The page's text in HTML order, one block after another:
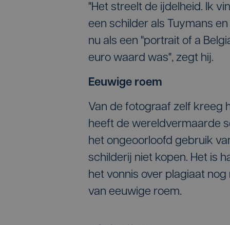
"Het streelt de ijdelheid. Ik
een schilder als Tuymans
nu als een "portrait of a
euro waard was", zegt hij.
Eeuwige roem
Van de fotograaf zelf kreeg
heeft de wereldvermaarde
het ongeoorloofd gebruik
schilderij niet kopen. Het is
het vonnis over plagiaat
van eeuwige roem.